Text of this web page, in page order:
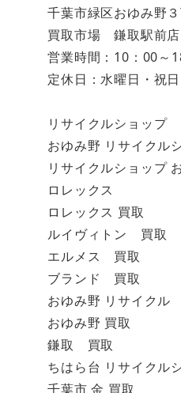
千葉市緑区おゆみ野
買取市場 鎌取駅前店
営業時間：10：00～
定休日：水曜日・祝日
リサイクルショップ
おゆみ野 リサイクル
リサイクルショップ
ロレックス
ロレックス 買取
ルイヴィトン 買取
エルメス 買取
ブランド 買取
おゆみ野 リサイクル
おゆみ野 買取
鎌取 買取
ちはら台 リサイクル
千葉市 金 買取